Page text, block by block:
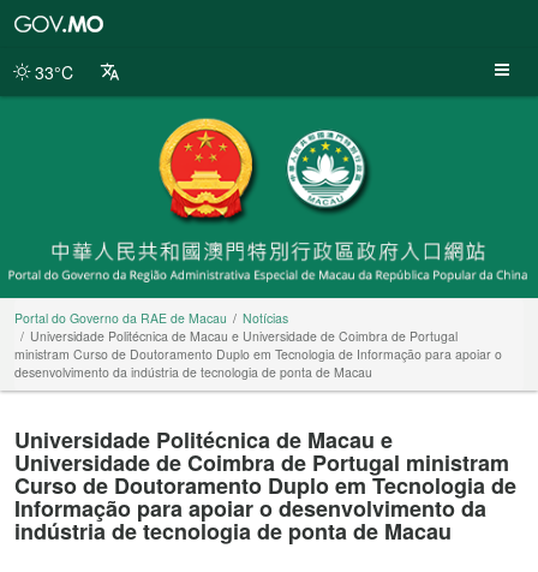
da
33°C
Portal do Governo da RAE de Macau
Notícias
Universidade Politécnica de Macau e Universidade de Coimbra de Portugal
ministram Curso de Doutoramento Duplo em Tecnologia de Informação para apoiar o
desenvolvimento da indústria de tecnologia de ponta de Macau
Universidade Politécnica de Macau e
Universidade de Coimbra de Portugal ministram
Curso de Doutoramento Duplo em Tecnologia de
Informação para apoiar o desenvolvimento da
indústria de tecnologia de ponta de Macau